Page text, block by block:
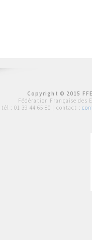
Copyright © 2015
Fédération Française des
tél : 01 39 44 65 80 | contact :